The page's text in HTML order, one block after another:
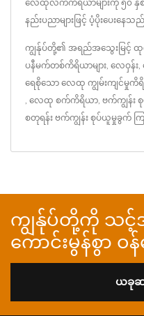
လေထုလက်ကိရိယာများကို ၅၀
နည်းပညာများဖြင့် ပံ့ပိုးပေးနေ
ကျွန်ုပ်တို့၏ အရည်အသွေးမြင့် ထု
ပနီမက်တစ်ကိရိယာများ လေဝှန်း
ရေစိုသော လေထု ကျွမ်းကျင်မှုကိရိ
လေထု စက်ကိရိယာ ဗက်ကျွန်း
စတုရန်း ဗက်ကျွန်း စုပ်ယူမှုခွက် က
ကျွန်ုပ်တို့ကို သ
ကောင်းမွန်စွာ
ယခု